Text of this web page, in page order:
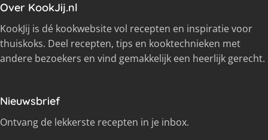
Over KookJij.nl
KookJij is dé kookwebsite vol recepten en inspiratie voor
thuiskoks. Deel recepten, tips en kooktechnieken met
andere bezoekers en vind gemakkelijk een heerlijk gerecht.
Nieuwsbrief
Ontvang de lekkerste recepten in je inbox.